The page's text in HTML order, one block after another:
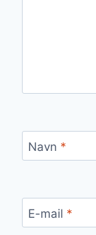
Navn *
E-mail *